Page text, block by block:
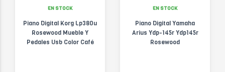
EN STOCK
Piano Digital Korg Lp380u
Rosewood Mueble Y
Pedales Usb Color Café
EN STOCK
Piano Digital Yamaha
Arius Ydp-145r Ydp145r
Rosewood